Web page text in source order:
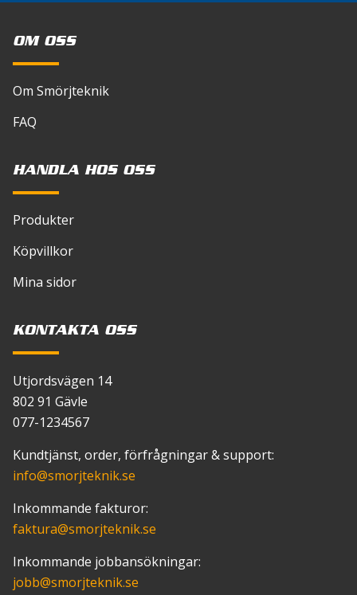
Din recension
Namn*
E-post*
Spara mitt namn, min e-postadress och
webbplats i denna webbläsare till nästa gång jag
skriver en kommentar.
OM OSS
Om Smörjteknik
FAQ
HANDLA HOS OSS
Produkter
Köpvillkor
Mina sidor
KONTAKTA OSS
Utjordsvägen 14
802 91 Gävle
077-1234567
Kundtjänst, order, förfrågningar & support:
info@smorjteknik.se
Inkommande fakturor:
faktura@smorjteknik.se
Inkommande jobbansökningar:
jobb@smorjteknik.se